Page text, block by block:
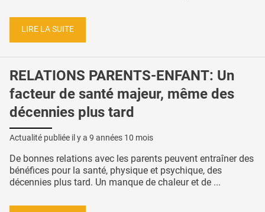
LIRE LA SUITE
RELATIONS PARENTS-ENFANT: Un
facteur de santé majeur, même des
décennies plus tard
Actualité publiée il y a 9 années 10 mois
De bonnes relations avec les parents peuvent entraîner des
bénéfices pour la santé, physique et psychique, des
décennies plus tard. Un manque de chaleur et de ...